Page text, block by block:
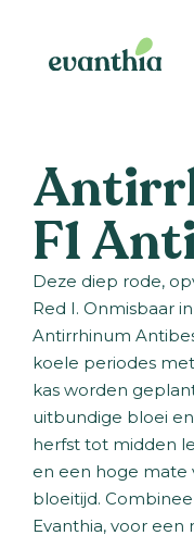
F1
Deze diep rode,
Red I. Onmisbaar
Antirrhinum
koele periodes
kas worden
uitbundige bloei
herfst tot midden
en een hoge mate
bloeitijd.
Evanthia, voor